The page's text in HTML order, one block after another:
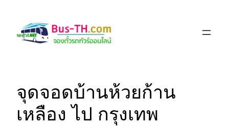
content
จุดจอดบ้านห้วยก้าน
เหลือง ไป กรุงเทพ